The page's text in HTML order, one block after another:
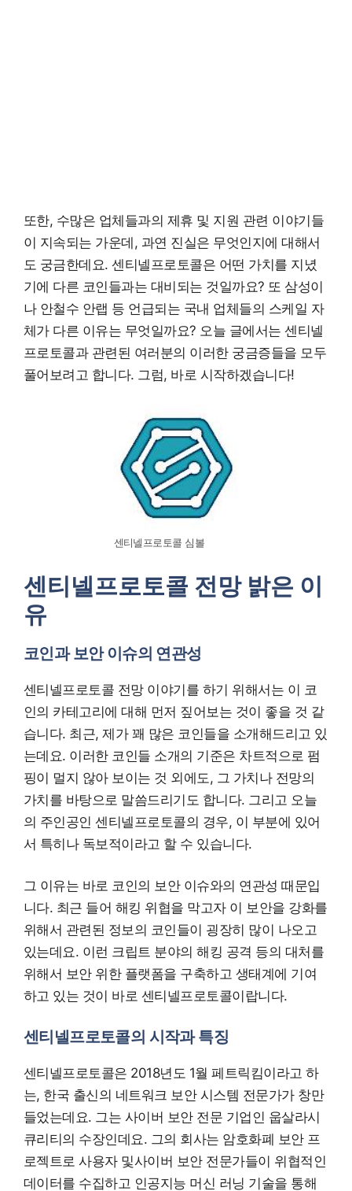
또한, 수많은 업체들과의 제휴 및 지원 관련 이야기들
이 지속되는 가운데, 과연 진실은 무엇인지에 대해서
도 궁금한데요. 센티넬프로토콜은 어떤 가치를 지녔
기에 다른 코인들과는 대비되는 것일까요? 또 삼성이
나 안철수 안랩 등 언급되는 국내 업체들의 스케일 자
체가 다른 이유는 무엇일까요? 오늘 글에서는 센티넬
프로토콜과 관련된 여러분의 이러한 궁금증들을 모두
풀어보려고 합니다. 그럼, 바로 시작하겠습니다!
센티넬프로토콜 심볼
센티넬프로토콜 전망 밝은 이
유
코인과 보안 이슈의 연관성
센티넬프로토콜 전망 이야기를 하기 위해서는 이 코
인의 카테고리에 대해 먼저 짚어보는 것이 좋을 것 같
습니다. 최근, 제가 꽤 많은 코인들을 소개해드리고 있
는데요. 이러한 코인들 소개의 기준은 차트적으로 펌
핑이 멀지 않아 보이는 것 외에도, 그 가치나 전망의
가치를 바탕으로 말씀드리기도 합니다. 그리고 오늘
의 주인공인 센티넬프로토콜의 경우, 이 부분에 있어
서 특히나 독보적이라고 할 수 있습니다.
그 이유는 바로 코인의 보안 이슈와의 연관성 때문입
니다. 최근 들어 해킹 위협을 막고자 이 보안을 강화를
위해서 관련된 정보의 코인들이 굉장히 많이 나오고
있는데요. 이런 크립트 분야의 해킹 공격 등의 대처를
위해서 보안 위한 플랫폼을 구축하고 생태계에 기여
하고 있는 것이 바로 센티넬프로토콜이랍니다.
센티넬프로토콜의 시작과 특징
센티넬프로토콜은 2018년도 1월 페트릭킴이라고 하
는, 한국 출신의 네트워크 보안 시스템 전문가가 창만
들었는데요. 그는 사이버 보안 전문 기업인 웁살라시
큐리티의 수장인데요. 그의 회사는 암호화폐 보안 프
로젝트로 사용자 및사이버 보안 전문가들이 위협적인
데이터를 수집하고 인공지능 머신 러닝 기술을 통해